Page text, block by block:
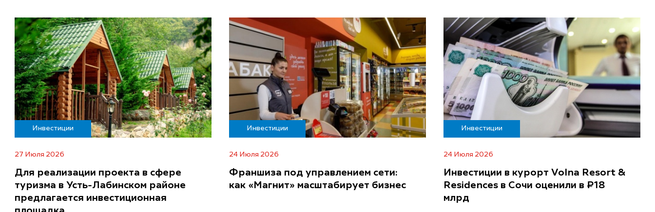
Инвестиции
27 Июля 2026
Для реализации проекта в сфере
туризма в Усть-Лабинском районе
предлагается инвестиционная
Инвестиции
24 Июля 2026
Франшиза под управлением сети:
как «Магнит» масштабирует бизнес
Инвестиции
24 Июля 2026
Инвестиции в курорт Volna Resort &
Residences в Сочи оценили в ₽18
млрд